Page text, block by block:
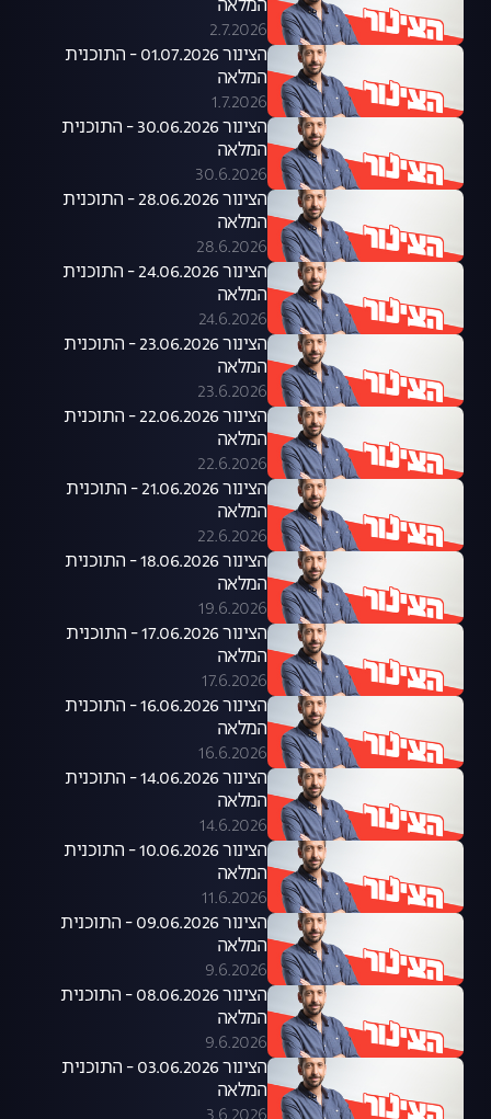
המלאה
2.7.2026
הצינור 01.07.2026 - התוכנית
המלאה
1.7.2026
הצינור 30.06.2026 - התוכנית
המלאה
30.6.2026
הצינור 28.06.2026 - התוכנית
המלאה
28.6.2026
הצינור 24.06.2026 - התוכנית
המלאה
24.6.2026
הצינור 23.06.2026 - התוכנית
המלאה
23.6.2026
הצינור 22.06.2026 - התוכנית
המלאה
22.6.2026
הצינור 21.06.2026 - התוכנית
המלאה
22.6.2026
הצינור 18.06.2026 - התוכנית
המלאה
19.6.2026
הצינור 17.06.2026 - התוכנית
המלאה
17.6.2026
הצינור 16.06.2026 - התוכנית
המלאה
16.6.2026
הצינור 14.06.2026 - התוכנית
המלאה
14.6.2026
הצינור 10.06.2026 - התוכנית
המלאה
11.6.2026
הצינור 09.06.2026 - התוכנית
המלאה
9.6.2026
הצינור 08.06.2026 - התוכנית
המלאה
9.6.2026
הצינור 03.06.2026 - התוכנית
המלאה